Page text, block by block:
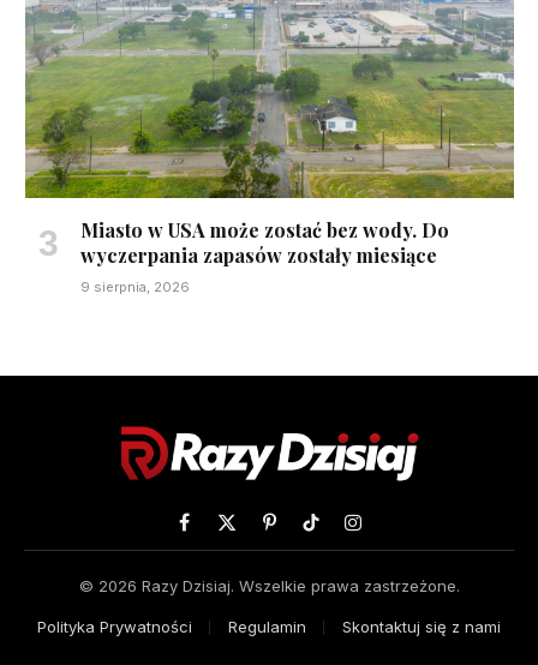
Miasto w USA może zostać bez wody. Do
wyczerpania zapasów zostały miesiące
9 sierpnia, 2026
Facebook
X
PinterestTikTokInstagram
© 2026 Razy Dzisiaj. Wszelkie prawa zastrzeżone.
Polityka Prywatności Regulamin Skontaktuj się z nami